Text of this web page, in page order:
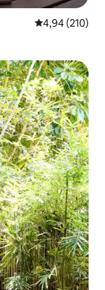
4,94 (210)